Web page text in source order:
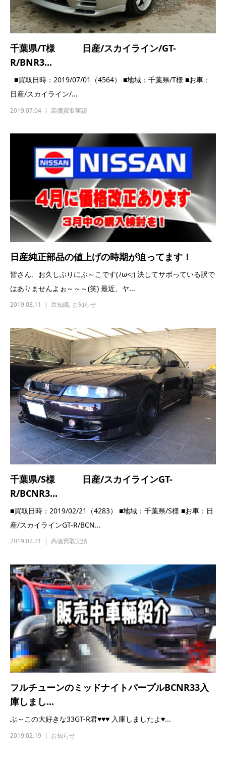
2019.07.04 高価買取実績
日産純正部品の値上げの時期が迫ってます！
皆さん、お久しぶりにぶ～こです(ﾉω<;) 決してサボっている訳で
はありませんよぉ～～～(笑) 最近、ヤ...
2019.03.11 豆知識,お知らせ
千葉県/S様 日産/スカイラインGT-
R/BCNR3...
■買取日時：2019/02/21（4283） ■地域：千葉県/S様 ■お車：日
産/スカイラインGT-R/BCN...
2019.02.21 高価買取実績
フルチューンのミッドナイトパープルBCNR33入
庫しまし...
ぶ～この大好きな33GT-R君♥♥♥ 入庫しましたよ♥...
2019.02.19 お知らせ